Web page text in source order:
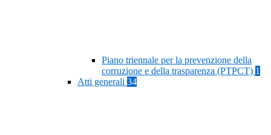
Piano triennale per la prevenzione della
corruzione e della trasparenza (PTPCT) 1
Atti generali 34